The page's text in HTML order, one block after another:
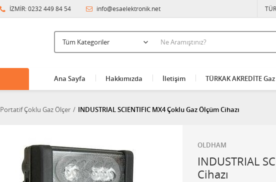
İZMİR: 0232 449 84 54 info@esaelektronik.net
Ana Sayfa Hakkımızda İletişim TÜRKAK AKREDİTE
Portatif Çoklu Gaz Ölçer INDUSTRIAL SCIENTIFIC MX4 Çoklu Gaz Ölçüm Cihazı
OLDHAM
INDUSTRIAL
Cihazı